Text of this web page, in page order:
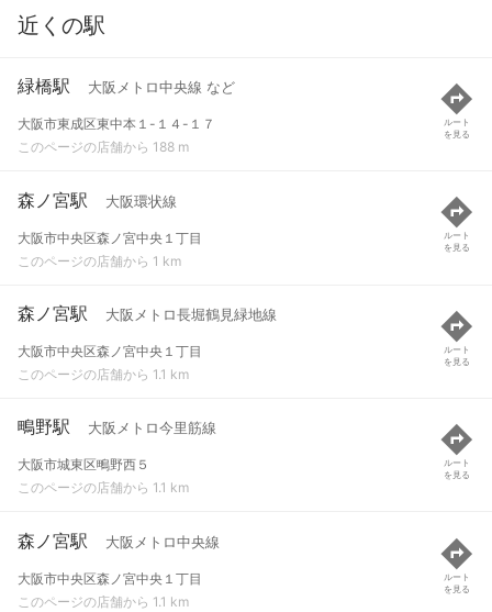
近くの駅
緑橋駅 大阪メトロ中央線 など
大阪市東成区東中本１-１４-１７
このページの店舗から 188 m
ルート
を見る
森ノ宮駅 大阪環状線
大阪市中央区森ノ宮中央１丁目
このページの店舗から 1 km
ルート
を見る
森ノ宮駅 大阪メトロ長堀鶴見緑地線
大阪市中央区森ノ宮中央１丁目
このページの店舗から 1.1 km
ルート
を見る
鴫野駅 大阪メトロ今里筋線
大阪市城東区鴫野西５
このページの店舗から 1.1 km
ルート
を見る
森ノ宮駅 大阪メトロ中央線
大阪市中央区森ノ宮中央１丁目
このページの店舗から 1.1 km
ルート
を見る